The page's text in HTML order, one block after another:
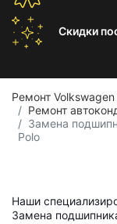
Скидки
Ремонт Volkswagen
Ремонт
Замена
Polo
Наши
Замена